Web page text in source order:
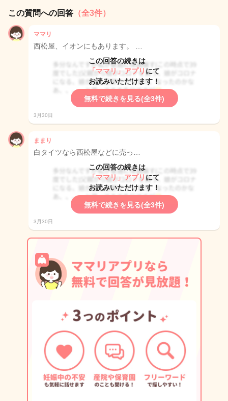
この質問への回答 （全3件）
ママリ
西松屋、イオンにもあります。 …
この回答の続きは
「ママリ」アプリ にて
お読みいただけます！
無料で続きを見る(全3件)
3月30日
ままり
白タイツなら西松屋などに売っ…
この回答の続きは
「ママリ」アプリ にて
お読みいただけます！
無料で続きを見る(全3件)
3月30日